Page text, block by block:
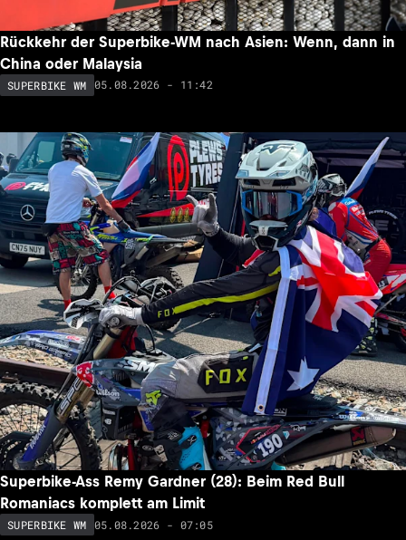
Rückkehr der Superbike-WM nach Asien: Wenn, dann in
China oder Malaysia
SUPERBIKE WM 05.08.2026 - 11:42
Superbike-Ass Remy Gardner (28): Beim Red Bull
Romaniacs komplett am Limit
SUPERBIKE WM 05.08.2026 - 07:05